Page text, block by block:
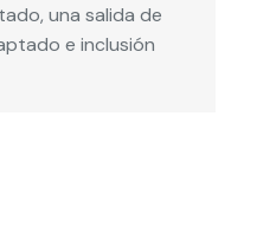
una salida de
e inclusión